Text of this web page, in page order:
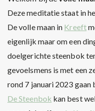
Deze meditatie staat in
De volle maan in Kreeft
eigenlijk maar om een
doelgerichte steenbok
gevoelsmens is met een
rond 7 januari 2023 gaan
De Steenbok kan best